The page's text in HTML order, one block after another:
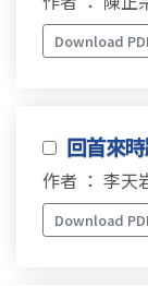
Download
回首來
作者 ： 李天
Download